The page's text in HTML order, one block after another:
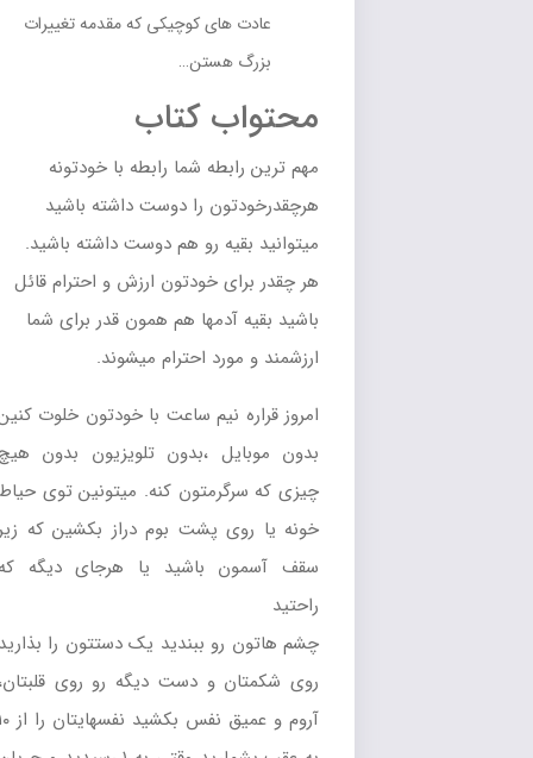
عادت های کوچیکی که مقدمه تغییرات
بزرگ هستن…
محتواب کتاب
مهم ترین رابطه شما رابطه با خودتونه
هرچقدرخودتون را دوست داشته باشید
میتوانید بقیه رو هم دوست داشته باشید.
هر چقدر برای خودتون ارزش و احترام قائل
باشید بقیه آدمها هم همون قدر برای شما
ارزشمند و مورد احترام میشوند.
امروز قراره نیم ساعت با خودتون خلوت کنین
بدون موبایل ،بدون تلویزیون بدون هیچ
چیزی که سرگرمتون کنه. میتونین توی حیاط
خونه یا روی پشت بوم دراز بکشین که زیر
سقف آسمون باشید یا هرجای دیگه که
چشم هاتون رو ببندید یک دستتون را بذارید
روی شکمتان و دست دیگه رو روی قلبتان،
آروم و عمیق نفس بکشید نفسهایتان را از ۱۰